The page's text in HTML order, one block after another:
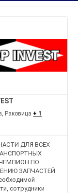
Раковица + 1
ДЛЯ ВСЕХ
ПО
ЗАПЧАСТЕЙ
сотрудники